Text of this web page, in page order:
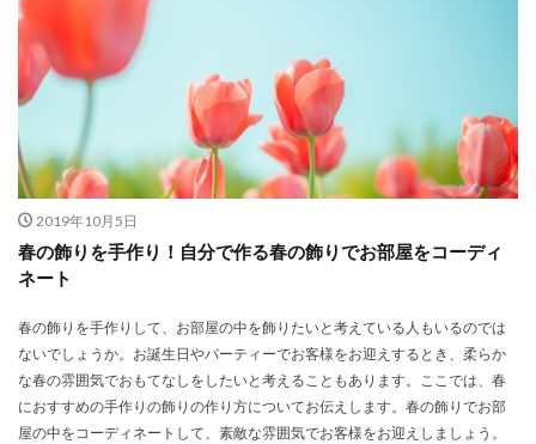
2019年10月5日
春の飾りを手作り！自分で作る春の飾りでお部屋をコーディ
ネート
春の飾りを手作りして、お部屋の中を飾りたいと考えている人もいるのでは
ないでしょうか。お誕生日やパーティーでお客様をお迎えするとき、柔らか
な春の雰囲気でおもてなしをしたいと考えることもあります。ここでは、春
におすすめの手作りの飾りの作り方についてお伝えします。春の飾りでお部
屋の中をコーディネートして、素敵な雰囲気でお客様をお迎えしましょう。